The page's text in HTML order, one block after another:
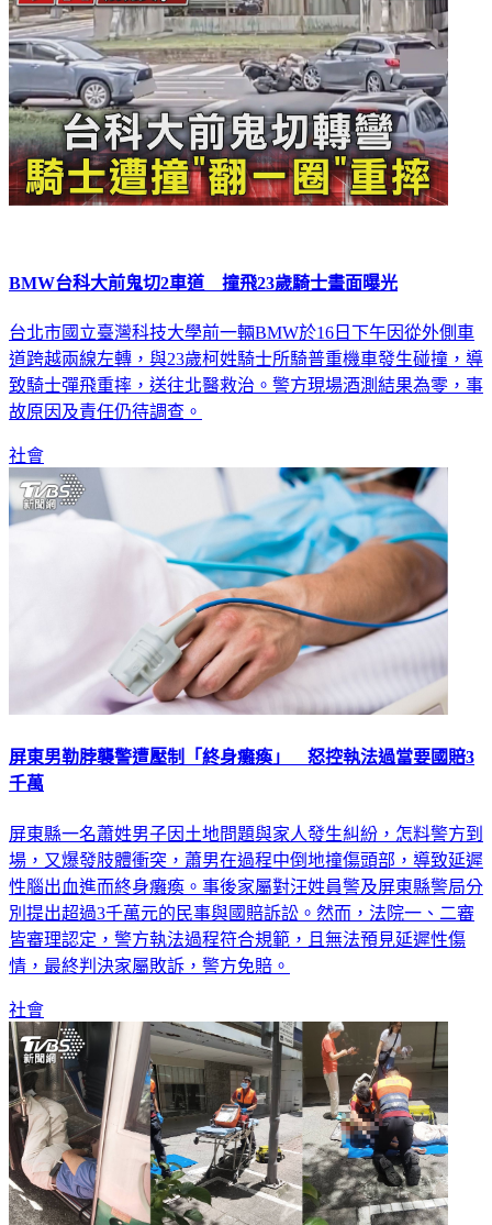
BMW台科大前鬼切2車道 撞飛23歲騎士畫面曝光
台北市國立臺灣科技大學前一輛BMW於16日下午因從外側車
道跨越兩線左轉，與23歲柯姓騎士所騎普重機車發生碰撞，導
致騎士彈飛重摔，送往北醫救治。警方現場酒測結果為零，事
故原因及責任仍待調查。
社會
屏東男勒脖襲警遭壓制「終身癱瘓」 怒控執法過當要國賠3
千萬
屏東縣一名蕭姓男子因土地問題與家人發生糾紛，怎料警方到
場，又爆發肢體衝突，蕭男在過程中倒地撞傷頭部，導致延遲
性腦出血進而終身癱瘓。事後家屬對汪姓員警及屏東縣警局分
別提出超過3千萬元的民事與國賠訴訟。然而，法院一、二審
皆審理認定，警方執法過程符合規範，且無法預見延遲性傷
情，最終判決家屬敗訴，警方免賠。
社會